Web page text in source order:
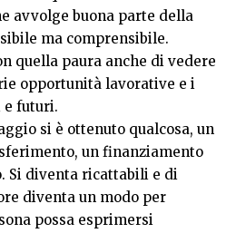
avvolge buona parte della
ma comprensibile.
quella paura anche di vedere
opportunità lavorative e i
futuri.
si è ottenuto qualcosa, un
un finanziamento
Si diventa ricattabili e di
diventa un modo per
possa esprimersi